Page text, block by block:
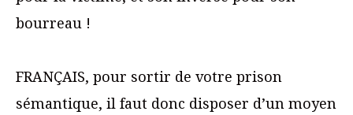
bourreau !
FRANÇAIS, pour sortir de votre prison
sémantique, il faut donc disposer d’un moyen